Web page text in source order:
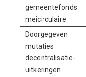
gemeentefonds
meicirculaire
Doorgegeven
mutaties
decentralisatie-
uitkeringen